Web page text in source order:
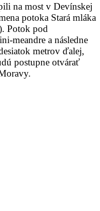
na most v Devínskej
potoka Stará mláka
Potok pod
meandre a následne
metrov ďalej,
postupne otvárať